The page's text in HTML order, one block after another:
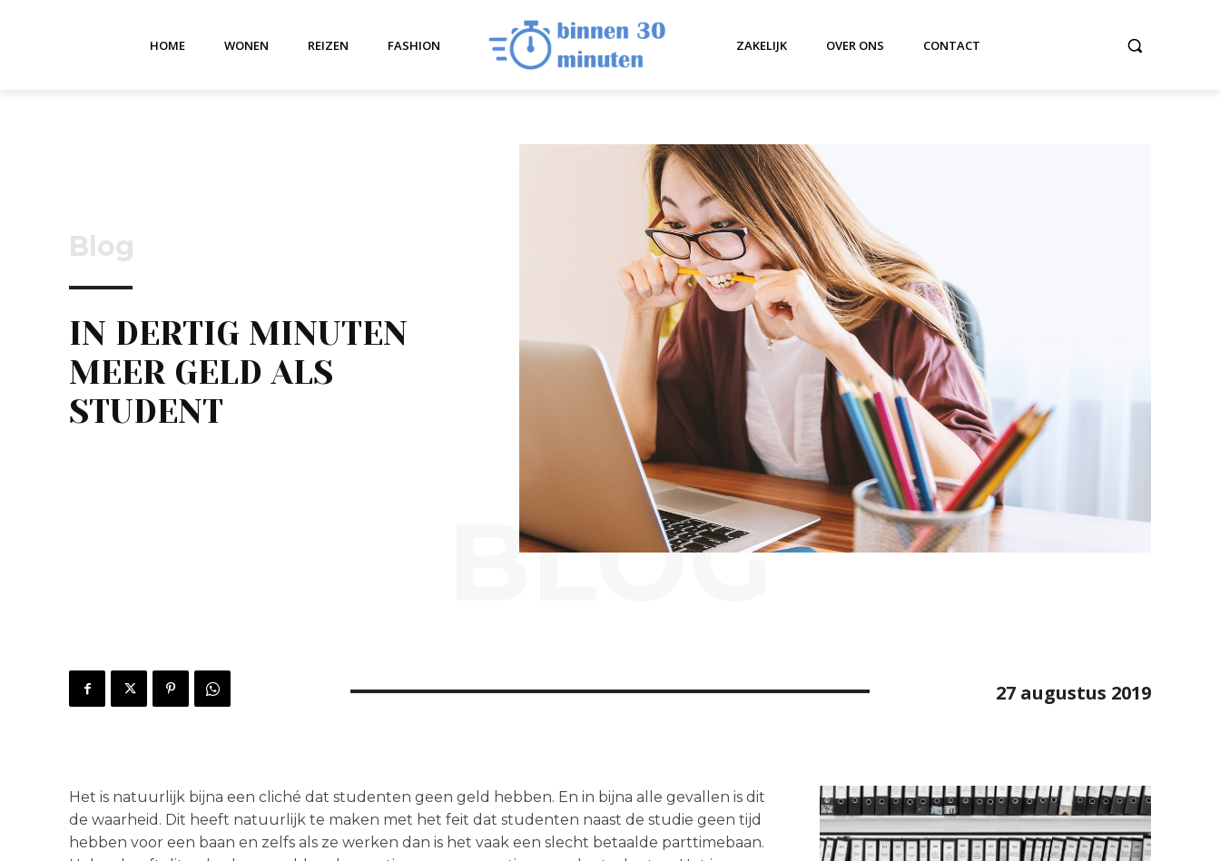
HOME WONEN REIZEN FASHION ZAKELIJK OVER ONS CONTACT
Blog
IN DERTIG MINUTEN
MEER GELD ALS
STUDENT
BLOG
27 augustus 2019
Het is natuurlijk bijna een cliché dat studenten geen geld hebben. En in bijna alle gevallen is dit
de waarheid. Dit heeft natuurlijk te maken met het feit dat studenten naast de studie geen tijd
hebben voor een baan en zelfs als ze werken dan is het vaak een slecht betaalde parttimebaan.